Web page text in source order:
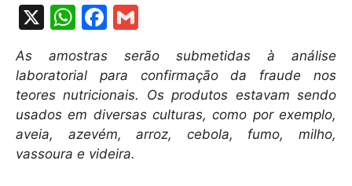
X
W
at
s
A
p
p
F
c
e
b
o
o
m
ai
As amostras serão submetidas à análise
laboratorial para confirmação da fraude nos
teores nutricionais. Os produtos estavam sendo
usados em diversas culturas, como por exemplo,
aveia, azevém, arroz, cebola, fumo, milho,
vassoura e videira.